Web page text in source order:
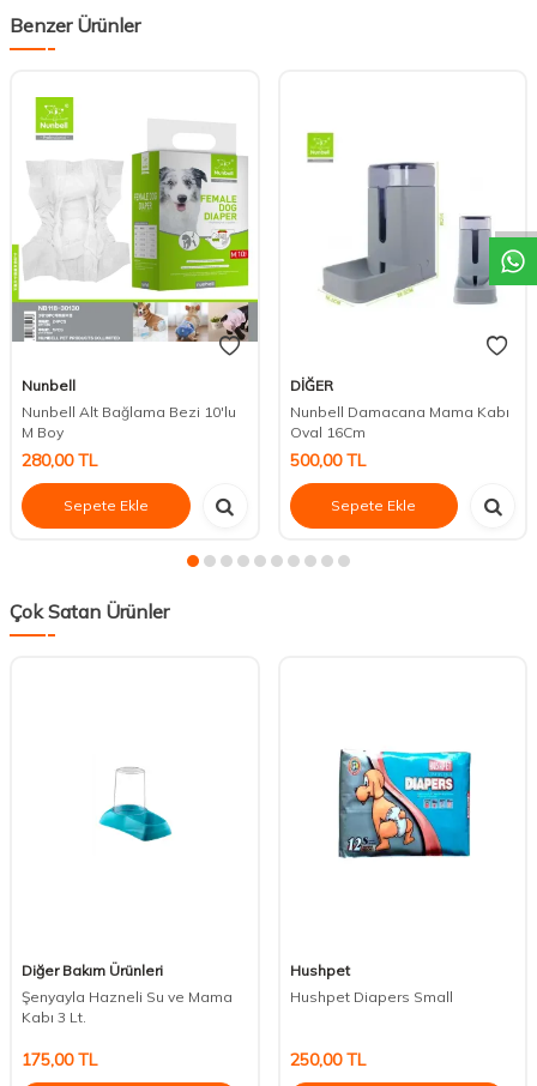
Benzer Ürünler
Nunbell
Nunbell Alt Bağlama Bezi 10'lu
M Boy
280,00TL
Sepete Ekle
DİĞER
Nunbell Damacana Mama Kabı
Oval 16Cm
500,00TL
Sepete Ekle
Çok Satan Ürünler
Diğer Bakım Ürünleri
Şenyayla Hazneli Su ve Mama
Kabı 3 Lt.
175,00TL
Hushpet
Hushpet Diapers Small
250,00TL